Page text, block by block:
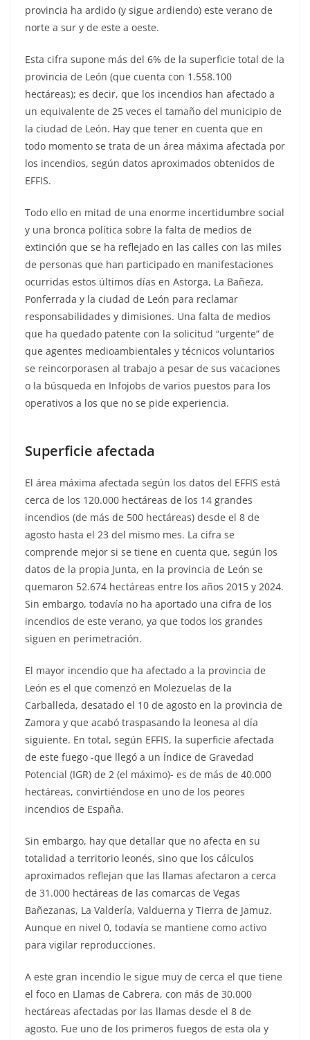
provincia ha ardido (y sigue ardiendo) este verano de
norte a sur y de este a oeste.
Esta cifra supone más del 6% de la superficie total de la
provincia de León (que cuenta con 1.558.100
hectáreas); es decir, que los incendios han afectado a
un equivalente de 25 veces el tamaño del municipio de
la ciudad de León. Hay que tener en cuenta que en
todo momento se trata de un área máxima afectada por
los incendios, según datos aproximados obtenidos de
EFFIS.
Todo ello en mitad de una enorme incertidumbre social
y una bronca política sobre la falta de medios de
extinción que se ha reflejado en las calles con las miles
de personas que han participado en manifestaciones
ocurridas estos últimos días en Astorga, La Bañeza,
Ponferrada y la ciudad de León para reclamar
responsabilidades y dimisiones. Una falta de medios
que ha quedado patente con la solicitud “urgente” de
que agentes medioambientales y técnicos voluntarios
se reincorporasen al trabajo a pesar de sus vacaciones
o la búsqueda en Infojobs de varios puestos para los
operativos a los que no se pide experiencia.
Superficie afectada
El área máxima afectada según los datos del EFFIS está
cerca de los 120.000 hectáreas de los 14 grandes
incendios (de más de 500 hectáreas) desde el 8 de
agosto hasta el 23 del mismo mes. La cifra se
comprende mejor si se tiene en cuenta que, según los
datos de la propia Junta, en la provincia de León se
quemaron 52.674 hectáreas entre los años 2015 y 2024.
Sin embargo, todavía no ha aportado una cifra de los
incendios de este verano, ya que todos los grandes
siguen en perimetración.
El mayor incendio que ha afectado a la provincia de
León es el que comenzó en Molezuelas de la
Carballeda, desatado el 10 de agosto en la provincia de
Zamora y que acabó traspasando la leonesa al día
siguiente. En total, según EFFIS, la superficie afectada
de este fuego -que llegó a un Índice de Gravedad
Potencial (IGR) de 2 (el máximo)- es de más de 40.000
hectáreas, convirtiéndose en uno de los peores
incendios de España.
Sin embargo, hay que detallar que no afecta en su
totalidad a territorio leonés, sino que los cálculos
aproximados reflejan que las llamas afectaron a cerca
de 31.000 hectáreas de las comarcas de Vegas
Bañezanas, La Valdería, Valduerna y Tierra de Jamuz.
Aunque en nivel 0, todavía se mantiene como activo
para vigilar reproducciones.
A este gran incendio le sigue muy de cerca el que tiene
el foco en Llamas de Cabrera, con más de 30.000
hectáreas afectadas por las llamas desde el 8 de
agosto. Fue uno de los primeros fuegos de esta ola y